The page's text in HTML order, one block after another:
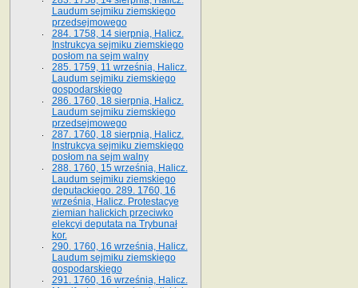
Laudum sejmiku ziemskiego
przedsejmowego
284. 1758, 14 sierpnia, Halicz.
Instrukcya sejmiku ziemskiego
posłom na sejm walny
285. 1759, 11 września, Halicz.
Laudum sejmiku ziemskiego
gospodarskiego
286. 1760, 18 sierpnia, Halicz.
Laudum sejmiku ziemskiego
przedsejmowego
287. 1760, 18 sierpnia, Halicz.
Instrukcya sejmiku ziemskiego
posłom na sejm walny
288. 1760, 15 września, Halicz.
Laudum sejmiku ziemskiego
deputackiego. 289. 1760, 16
września, Halicz. Protestacye
ziemian halickich przeciwko
elekcyi deputata na Trybunał
kor.
290. 1760, 16 września, Halicz.
Laudum sejmiku ziemskiego
gospodarskiego
291. 1760, 16 września, Halicz.